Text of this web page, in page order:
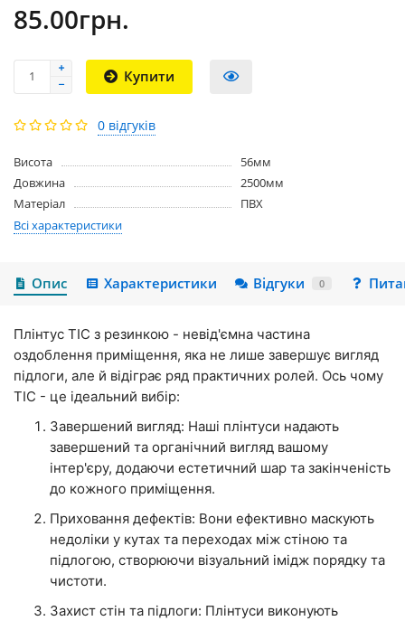
85.00грн.
Купити
0 відгуків
Висота
56мм
Довжина
2500мм
Матеріал
ПВХ
Всі характеристики
Опис Характеристики Відгуки 0
Плінтус ТІС з резинкою - невід'ємна частина
оздоблення приміщення, яка не лише завершує вигляд
підлоги, але й відіграє ряд практичних ролей. Ось чому
ТІС - це ідеальний вибір:
Завершений вигляд: Наші плінтуси надають
завершений та органічний вигляд вашому
інтер'єру, додаючи естетичний шар та закінченість
до кожного приміщення.
Приховання дефектів: Вони ефективно маскують
недоліки у кутах та переходах між стіною та
підлогою, створюючи візуальний імідж порядку та
чистоти.
Захист стін та підлоги: Плінтуси виконують